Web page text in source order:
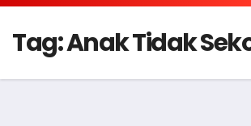
Tag:Anak Tidak